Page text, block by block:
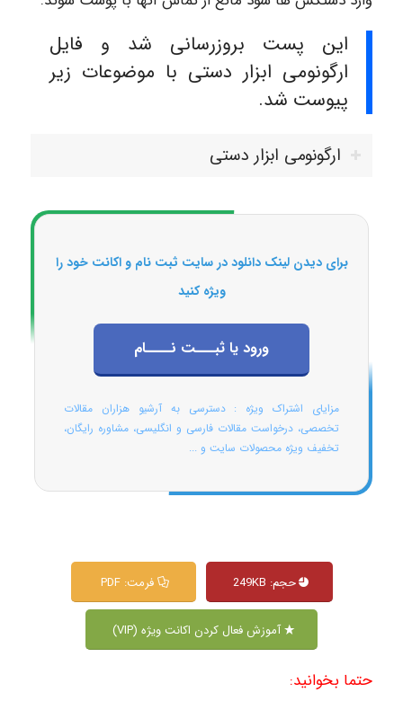
این پست بروزرسانی شد و فایل
ارگونومی ابزار دستی با موضوعات زیر
پیوست شد.
ارگونومی ابزار دستی
برای دیدن لینک دانلود در سایت ثبت نام و اکانت خود را
ویژه کنید
ورود یا ثبـــت نــــام
مزایای اشتراک ویژه : دسترسی به آرشیو هزاران مقالات
تخصصی، درخواست مقالات فارسی و انگلیسی، مشاوره رایگان،
تخفیف ویژه محصولات سایت و ...
حجم: 249KB فرمت: PDF
آموزش فعال کردن اکانت ویژه (VIP)
حتما بخوانید: